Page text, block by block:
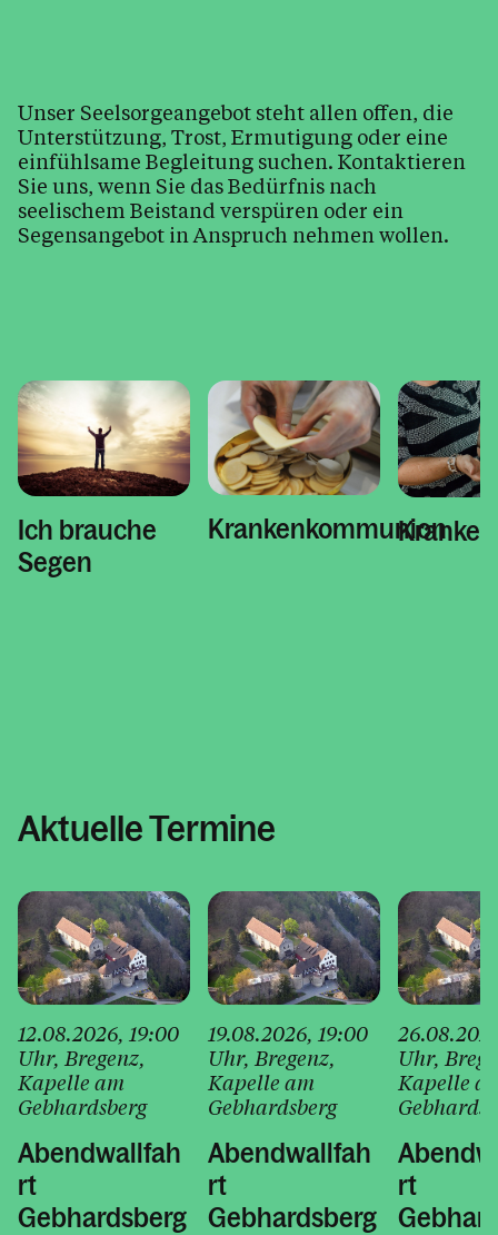
Pfarrheim (Austriahaus) & Vermietung
Kirchenmusik
Bleiben Sie informiert
Bildergalerien
Personen
Kontakt
Unser Seelsorgeangebot steht allen offen, die
Unterstützung, Trost, Ermutigung oder eine
einfühlsame Begleitung suchen. Kontaktieren
Sie uns, wenn Sie das Bedürfnis nach
seelischem Beistand verspüren oder ein
Segensangebot in Anspruch nehmen wollen.
Ich brauche
Segen
Krankenkommunion
Aktuelle Termine
12.08.2026, 19:00
Uhr, Bregenz,
Kapelle am
Gebhardsberg
Abendwallfah
rt
Gebhardsberg
19.08.2026, 19:00
Uhr, Bregenz,
Kapelle am
Gebhardsberg
Abendwallfah
rt
Gebhardsberg
Uhr,
Kapelle
rt